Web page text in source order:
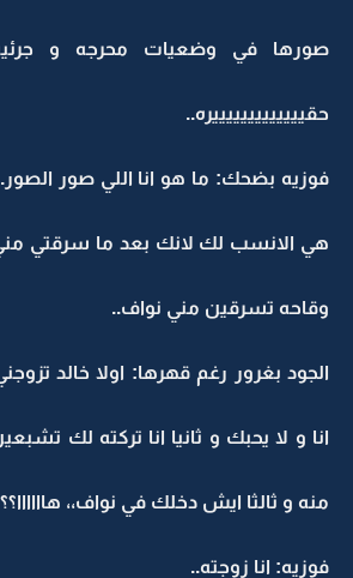
صورها في وضعيات محرجه و جرئيه
حقيييييييييييييره..
فوزيه بضحك: ما هو انا اللي صور الصور...
هي الانسب لك لانك بعد ما سرقتي مني
وقاحه تسرقين مني نواف..
الجود بغرور رغم قهرها: اولا خالد
انا و لا يحبك و ثانيا انا تركته لك
منه و ثالثا ايش دخلك في نواف،، هاااااا؟؟
فوزيه: انا زوجته..